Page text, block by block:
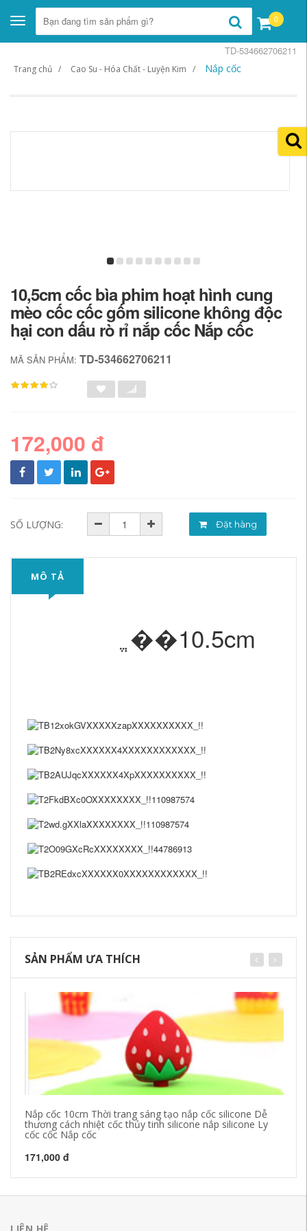
Toggle
navigation
0
Trang chủ Cao Su - Hóa Chất - Luyện Kim Nắp cốc
TD-534662706211
10,5cm cốc bìa phim hoạt hình cung
mèo cốc cốc gốm silicone không độc
hại con dấu rò rỉ nắp cốc Nắp cốc
MÃ SẢN PHẨM: TD-534662706211
172,000 đ
SỐ LƯỢNG: Đặt hàng
MÔ TẢ
ֱ��10.5cm
SẢN PHẨM ƯA THÍCH
Nắp cốc 10cm Thời trang sáng tạo nắp cốc silicone Dễ
thương cách nhiệt cốc thủy tinh silicone nắp silicone Ly
cốc cốc Nắp cốc
171,000 đ